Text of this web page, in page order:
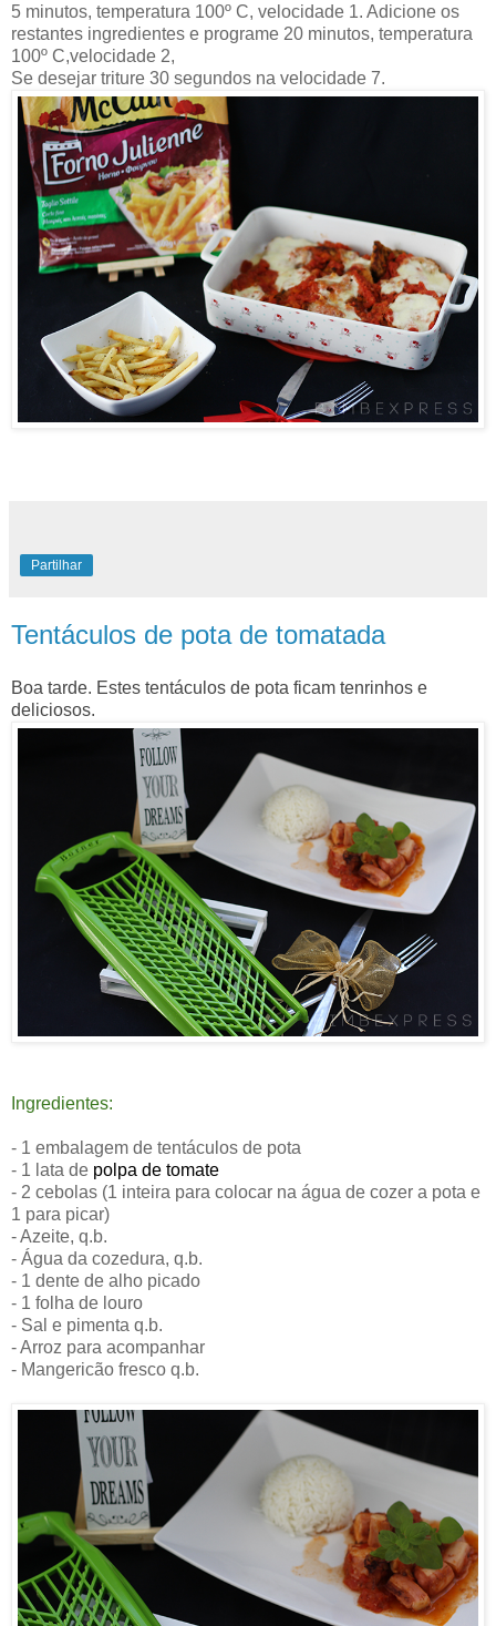
5 minutos, temperatura 100º C, velocidade 1. Adicione os
restantes ingredientes e programe 20 minutos, temperatura
100º C,velocidade 2,
Se desejar triture 30 segundos na velocidade 7.
Partilhar
Tentáculos de pota de tomatada
Boa tarde. Estes tentáculos de pota ficam tenrinhos e
deliciosos.
Ingredientes:
- 1 embalagem de tentáculos de pota
- 1 lata de polpa de tomate
- 2 cebolas (1 inteira para colocar na água de cozer a pota e
1 para picar)
- Azeite, q.b.
- Água da cozedura, q.b.
- 1 dente de alho picado
- 1 folha de louro
- Sal e pimenta q.b.
- Arroz para acompanhar
- Mangericão fresco q.b.